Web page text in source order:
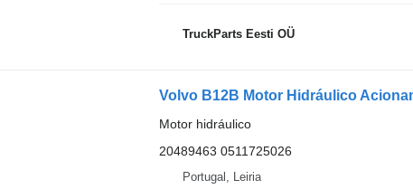
TruckParts Eesti OÜ
Motor hidráulico
20489463 0511725026
Portugal, Leiria